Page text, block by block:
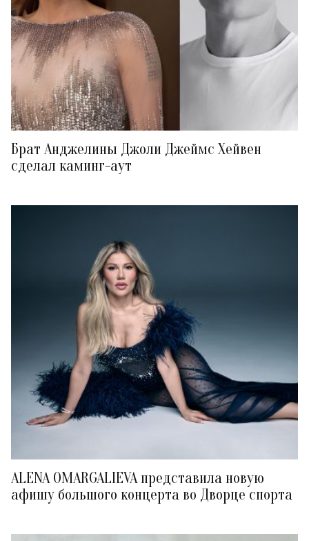
Брат Анджелины Джоли Джеймс Хейвен
сделал каминг-аут
ALENA OMARGALIEVA представила новую
афишу большого концерта во Дворце спорта